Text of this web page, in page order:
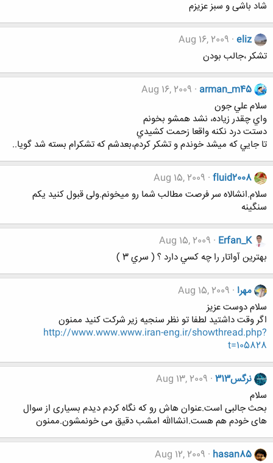
شاد باشی و سبز عزیزم
eliz
Aug 16, 2009
تشکر ،جالب بودن
arman_m45
Aug 16, 2009
سلام علي جون
واي چقدر زياده، نشد همشو بخونم
دستت درد نكنه واقعا زحمت كشيدي
تا جايي كه ميشد خوندم و تشكر كردم،بعدشم كه تشكرام بسته شد گويا..
fluid2008
Aug 15, 2009
سلام.انشالاه سر فرصت مطالب شما رو ميخونم.ولی قبول کنيد يکم
سنگينه
Erfan_K
Aug 15, 2009
بهترين آواتار را چه كسي دارد ؟ ( سري 3 )
مهرا Aug 15, 2009
سلام دوست عزیز
اگر وقت داشتید لطفا تو نظر سنجیه زیر شرکت کنید ممنون
http://www.www.www.iran-eng.ir/showthread.php?
t=105828
نرگس313
Aug 13, 2009
سلام
بحث جالبی است.عنوان هاش رو که نگاه کردم دیدم بسیاری از سوال
های خودم هم هست.انشاالله امشب دقیق می خونمشون.ممنون
hasan85
Aug 12, 2009